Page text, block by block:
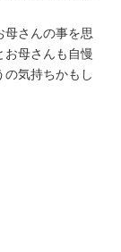
母さんの事を思
お母さんも自慢
気持ちかもし